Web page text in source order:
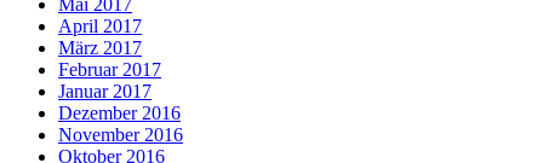
April 2017
März 2017
Februar 2017
Januar 2017
Dezember 2016
November 2016
Oktober 2016